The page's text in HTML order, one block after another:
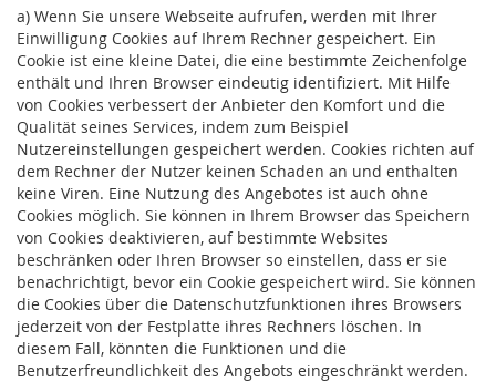
a) Wenn Sie unsere Webseite aufrufen, werden mit Ihrer
Einwilligung Cookies auf Ihrem Rechner gespeichert. Ein
Cookie ist eine kleine Datei, die eine bestimmte Zeichenfolge
enthält und Ihren Browser eindeutig identifiziert. Mit Hilfe
von Cookies verbessert der Anbieter den Komfort und die
Qualität seines Services, indem zum Beispiel
Nutzereinstellungen gespeichert werden. Cookies richten auf
dem Rechner der Nutzer keinen Schaden an und enthalten
keine Viren. Eine Nutzung des Angebotes ist auch ohne
Cookies möglich. Sie können in Ihrem Browser das Speichern
von Cookies deaktivieren, auf bestimmte Websites
beschränken oder Ihren Browser so einstellen, dass er sie
benachrichtigt, bevor ein Cookie gespeichert wird. Sie können
die Cookies über die Datenschutzfunktionen ihres Browsers
jederzeit von der Festplatte ihres Rechners löschen. In
diesem Fall, könnten die Funktionen und die
Benutzerfreundlichkeit des Angebots eingeschränkt werden.